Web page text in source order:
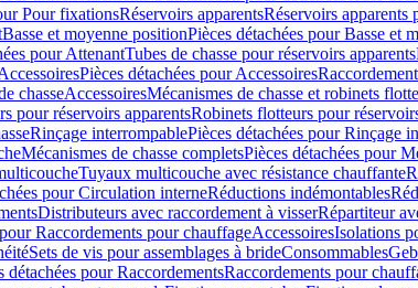
Pour fixationsRéservoirs apparentsRéservoirs apparents
Basse et moyenne positionPièces détachées pour Basse et
pour AttenantTubes de chasse pour réservoirs apparents
Pièces détachées pour Accessoires
chasseAccessoiresMécanismes de chasse et robinets
pour réservoirs apparentsRobinets flotteurs pour
Rinçage interrompablePièces détachées pour Rinçage
Mécanismes de chasse completsPièces détachées pour
Tuyaux multicouche avec résistance chauffante
pour Circulation interneRéductions indémontables
Distributeurs avec raccordement à visserRépartiteur
Raccordements pour chauffageAccessoiresIsolations
Sets de vis pour assemblages à brideConsommables
détachées pour RaccordementsRaccordements pour